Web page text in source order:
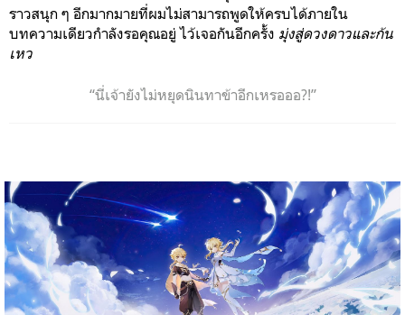
ราวสนุก ๆ อีกมากมายที่ผมไม่สามารถพูดให้ครบได้ภายใน
บทความเดียวกำลังรอคุณอยู่ ไว้เจอกันอีกครั้ง มุ่งสู่ดวงดาวและก้น
เหว
“นี่เจ้ายังไม่หยุดนินทาข้าอีกเหรอออ?!”